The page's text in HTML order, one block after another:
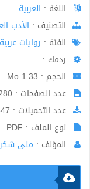
اللغة : العربية
اﻟﺘﺼﻨﻴﻒ : الأدب
الفئة : روايات عربية
ردمك :
الحجم : 1.33 Mo
عدد الصفحات : 280
عدد التحميلات : 547
نوع الملف : PDF
المؤلف : منى